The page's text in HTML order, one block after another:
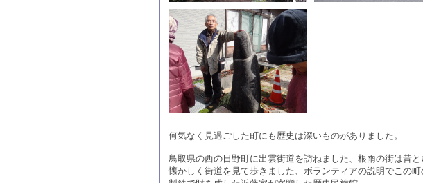
何気なく見過ごした町にも歴史は深いものがありました。
鳥取県の西の日野町に出雲街道を訪ねました、根雨の街は昔
懐かしく街道を見て歩きました、ボランティアの説明でこの